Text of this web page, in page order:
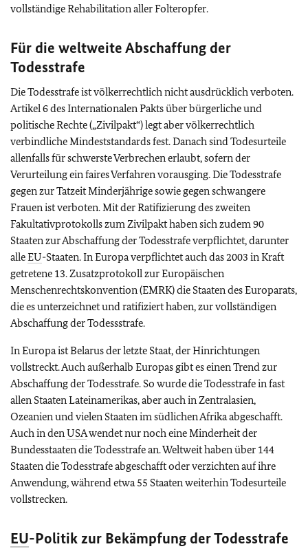
vollständige Rehabilitation aller Folteropfer.
Für die weltweite Abschaffung der
Todesstrafe
Die Todesstrafe ist völkerrechtlich nicht ausdrücklich verboten.
Artikel 6 des Internationalen Pakts über bürgerliche und
politische Rechte („Zivilpakt“) legt aber völkerrechtlich
verbindliche Mindeststandards fest. Danach sind Todesurteile
allenfalls für schwerste Verbrechen erlaubt, sofern der
Verurteilung ein faires Verfahren vorausging. Die Todesstrafe
gegen zur Tatzeit Minderjährige sowie gegen schwangere
Frauen ist verboten. Mit der Ratifizierung des zweiten
Fakultativprotokolls zum Zivilpakt haben sich zudem 90
Staaten zur Abschaffung der Todesstrafe verpflichtet, darunter
alleEU-Staaten. In Europa verpflichtet auch das 2003 in Kraft
getretene 13. Zusatzprotokoll zur Europäischen
Menschenrechtskonvention (EMRK) die Staaten des Europarats,
die es unterzeichnet und ratifiziert haben, zur vollständigen
Abschaffung der Todessstrafe.
In Europa ist Belarus der letzte Staat, der Hinrichtungen
vollstreckt. Auch außerhalb Europas gibt es einen Trend zur
Abschaffung der Todesstrafe. So wurde die Todesstrafe in fast
allen Staaten Lateinamerikas, aber auch in Zentralasien,
Ozeanien und vielen Staaten im südlichen Afrika abgeschafft.
Auch in denUSAwendet nur noch eine Minderheit der
Bundesstaaten die Todesstrafe an. Weltweit haben über 144
Staaten die Todesstrafe abgeschafft oder verzichten auf ihre
Anwendung, während etwa 55 Staaten weiterhin Todesurteile
vollstrecken.
EU-Politik zur Bekämpfung der Todesstrafe